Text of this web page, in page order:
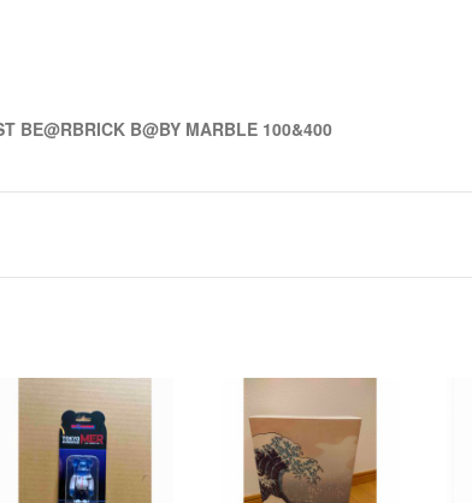
BE@RBRICK B@BY MARBLE 100&400